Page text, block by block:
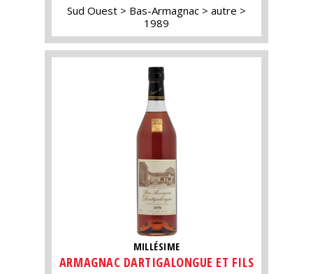
Sud Ouest Bas-Armagnac
autre
1989
MILLÉSIME
ARMAGNAC DARTIGALONGUE ET FILS